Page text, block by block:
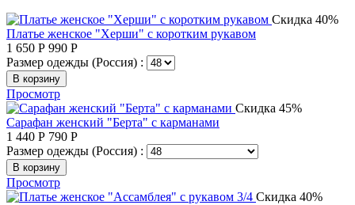
Скидка 40%
Платье женское "Херши" с коротким рукавом
1 650 Р 990 Р
Размер одежды (Россия) :
В корзину
Просмотр
Скидка 45%
Сарафан женский "Берта" с карманами
1 440 Р 790 Р
Размер одежды (Россия) :
В корзину
Просмотр
Скидка 40%